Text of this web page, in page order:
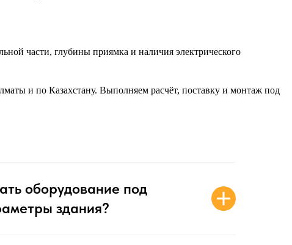
части, глубины приямка и наличия электрического
и по Казахстану. Выполняем расчёт, поставку и монтаж под
оборудование под
здания?